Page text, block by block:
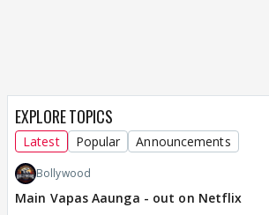
EXPLORE TOPICS
Latest Popular Announcements
Bollywood
Main Vapas Aaunga - out on Netflix